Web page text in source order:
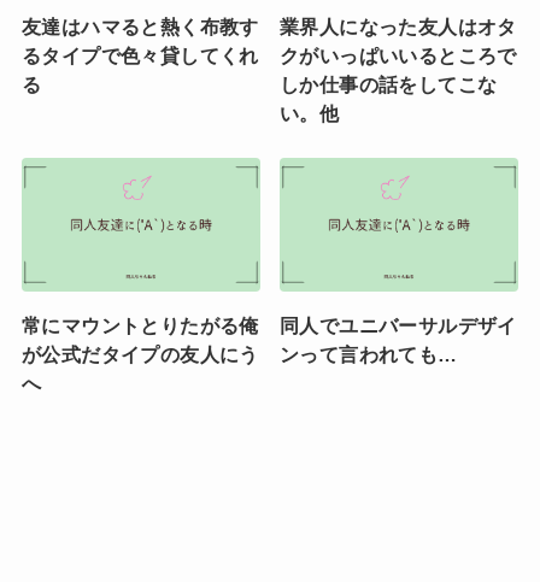
友達はハマると熱く布教す
るタイプで色々貸してくれ
る
業界人になった友人はオタ
クがいっぱいいるところで
しか仕事の話をしてこな
い。他
常にマウントとりたがる俺
が公式だタイプの友人にう
へ
同人でユニバーサルデザイ
ンって言われても…